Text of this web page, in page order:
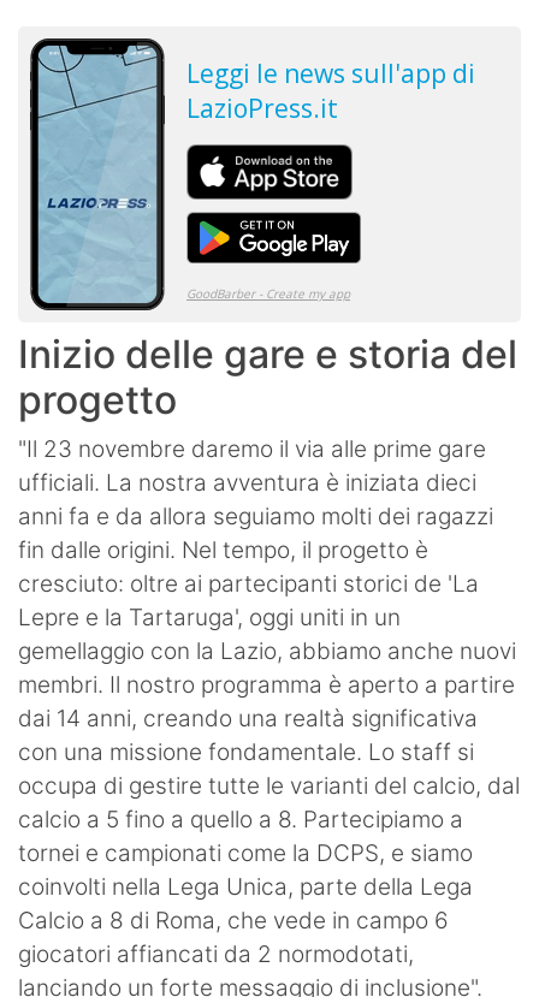
Inizio delle gare e storia del
progetto
"Il 23 novembre daremo il via alle prime gare
ufficiali. La nostra avventura è iniziata dieci
anni fa e da allora seguiamo molti dei ragazzi
fin dalle origini. Nel tempo, il progetto è
cresciuto: oltre ai partecipanti storici de 'La
Lepre e la Tartaruga', oggi uniti in un
gemellaggio con la Lazio, abbiamo anche nuovi
membri. Il nostro programma è aperto a partire
dai 14 anni, creando una realtà significativa
con una missione fondamentale. Lo staff si
occupa di gestire tutte le varianti del calcio, dal
calcio a 5 fino a quello a 8. Partecipiamo a
tornei e campionati come la DCPS, e siamo
coinvolti nella Lega Unica, parte della Lega
Calcio a 8 di Roma, che vede in campo 6
giocatori affiancati da 2 normodotati,
lanciando un forte messaggio di inclusione".